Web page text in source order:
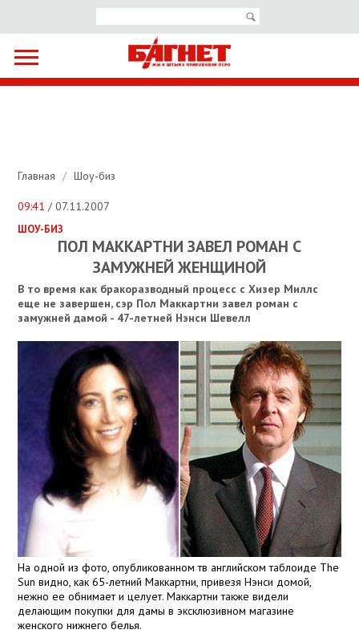
Главная / Шоу-биз
09:41 / 07.11.2007
ШОУ-БИЗ
ПОЛ МАККАРТНИ ЗАВЕЛ РОМАН С
ЗАМУЖНЕЙ ЖЕНЩИНОЙ
В то время как бракоразводный процесс с Хизер Миллс
еще не завершен, сэр Пол Маккартни завел роман с
замужней дамой - 47-летней Нэнси Шевелл
На одной из фото, опубликованном тв английском таблоиде The
Sun видно, как 65-летний Маккартни, привезя Нэнси домой,
нежно ее обнимает и целует. Маккартни также видели
делающим покупки для дамы в эксклюзивном магазине
женского нижнего белья.